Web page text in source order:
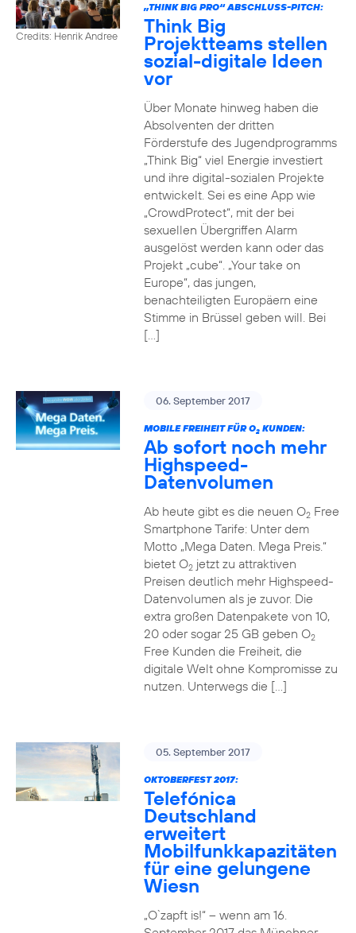
Credits: Henrik Andree
„THINK BIG PRO“ ABSCHLUSS-PITCH:
Think Big
Projektteams stellen
sozial-digitale Ideen
vor
Über Monate hinweg haben die
Absolventen der dritten
Förderstufe des Jugendprogramms
„Think Big“ viel Energie investiert
und ihre digital-sozialen Projekte
entwickelt. Sei es eine App wie
„CrowdProtect“, mit der bei
sexuellen Übergriffen Alarm
ausgelöst werden kann oder das
Projekt „cube“. „Your take on
Europe“, das jungen,
benachteiligten Europäern eine
Stimme in Brüssel geben will. Bei
[…]
06. September 2017
MOBILE FREIHEIT FÜR O2KUNDEN:
Ab sofort noch mehr
Highspeed-
Datenvolumen
Ab heute gibt es die neuen O2Free
Smartphone Tarife: Unter dem
Motto „Mega Daten. Mega Preis.“
bietet O2jetzt zu attraktiven
Preisen deutlich mehr Highspeed-
Datenvolumen als je zuvor. Die
extra großen Datenpakete von 10,
20 oder sogar 25 GB geben O2
Free Kunden die Freiheit, die
digitale Welt ohne Kompromisse zu
nutzen. Unterwegs die […]
05. September 2017
OKTOBERFEST 2017:
Telefónica
Deutschland
erweitert
Mobilfunkkapazitäten
für eine gelungene
Wiesn
„O`zapft is!“ – wenn am 16.